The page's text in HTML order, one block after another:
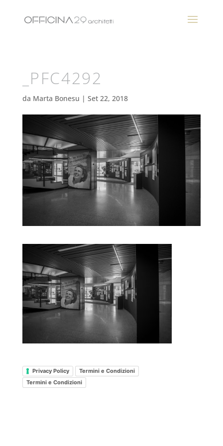
_PFC4292
da Marta Bonesu | Set 22, 2018
Privacy Policy
Termini e Condizioni
Termini e Condizioni